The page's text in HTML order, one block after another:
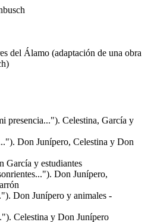
del Álamo (adaptación de una obra
presencia..."). Celestina, García y
Don Junípero, Celestina y Don
García y estudiantes
Don Junípero,
Don Junípero y animales -
Celestina y Don Junípero